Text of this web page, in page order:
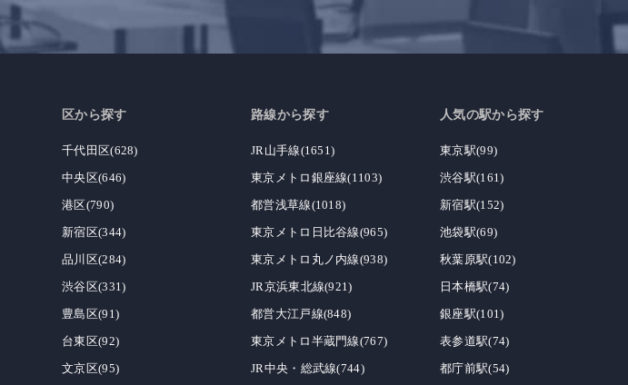
区から探す
千代田区(628)
中央区(646)
港区(790)
新宿区(344)
品川区(284)
渋谷区(331)
豊島区(91)
台東区(92)
文京区(95)
路線から探す
JR山手線(1651)
東京メトロ銀座線(1103)
都営浅草線(1018)
東京メトロ日比谷線(965)
東京メトロ丸ノ内線(938)
JR京浜東北線(921)
都営大江戸線(848)
東京メトロ半蔵門線(767)
JR中央・総武線(744)
人気の駅から探す
東京駅(99)
渋谷駅(161)
新宿駅(152)
池袋駅(69)
秋葉原駅(102)
日本橋駅(74)
銀座駅(101)
表参道駅(74)
都庁前駅(54)